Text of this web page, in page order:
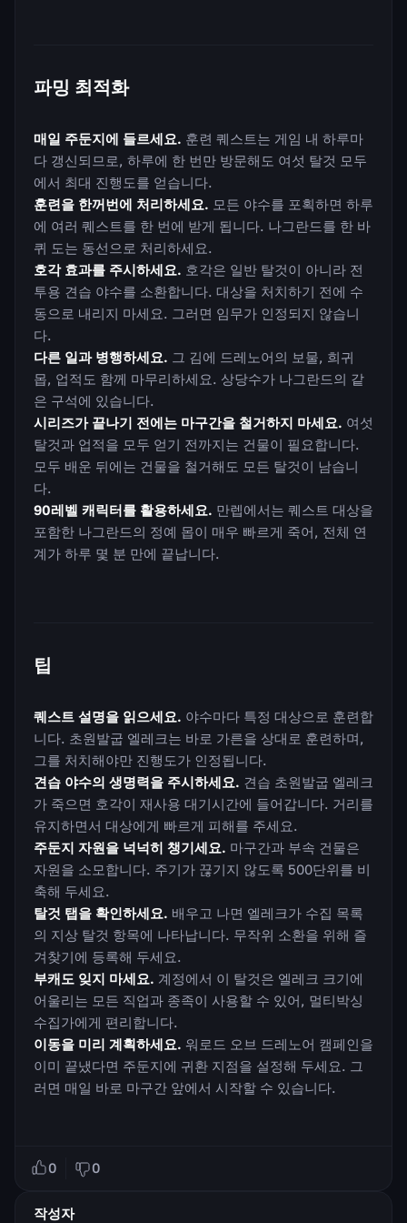
파밍 최적화
매일 주둔지에 들르세요. 훈련 퀘스트는 게임 내 하루마
다 갱신되므로, 하루에 한 번만 방문해도 여섯 탈것 모두
에서 최대 진행도를 얻습니다.
훈련을 한꺼번에 처리하세요. 모든 야수를 포획하면 하루
에 여러 퀘스트를 한 번에 받게 됩니다. 나그란드를 한 바
퀴 도는 동선으로 처리하세요.
호각 효과를 주시하세요. 호각은 일반 탈것이 아니라 전
투용 견습 야수를 소환합니다. 대상을 처치하기 전에 수
동으로 내리지 마세요. 그러면 임무가 인정되지 않습니
다.
다른 일과 병행하세요. 그 김에 드레노어의 보물, 희귀
몹, 업적도 함께 마무리하세요. 상당수가 나그란드의 같
은 구석에 있습니다.
시리즈가 끝나기 전에는 마구간을 철거하지 마세요. 여섯
탈것과 업적을 모두 얻기 전까지는 건물이 필요합니다.
모두 배운 뒤에는 건물을 철거해도 모든 탈것이 남습니
다.
90레벨 캐릭터를 활용하세요. 만렙에서는 퀘스트 대상을
포함한 나그란드의 정예 몹이 매우 빠르게 죽어, 전체 연
계가 하루 몇 분 만에 끝납니다.
팁
퀘스트 설명을 읽으세요. 야수마다 특정 대상으로 훈련합
니다. 초원발굽 엘레크는 바로 가른을 상대로 훈련하며,
그를 처치해야만 진행도가 인정됩니다.
견습 야수의 생명력을 주시하세요. 견습 초원발굽 엘레크
가 죽으면 호각이 재사용 대기시간에 들어갑니다. 거리를
유지하면서 대상에게 빠르게 피해를 주세요.
주둔지 자원을 넉넉히 챙기세요. 마구간과 부속 건물은
자원을 소모합니다. 주기가 끊기지 않도록 500단위를 비
축해 두세요.
탈것 탭을 확인하세요. 배우고 나면 엘레크가 수집 목록
의 지상 탈것 항목에 나타납니다. 무작위 소환을 위해 즐
겨찾기에 등록해 두세요.
부캐도 잊지 마세요. 계정에서 이 탈것은 엘레크 크기에
어울리는 모든 직업과 종족이 사용할 수 있어, 멀티박싱
수집가에게 편리합니다.
이동을 미리 계획하세요. 워로드 오브 드레노어 캠페인을
이미 끝냈다면 주둔지에 귀환 지점을 설정해 두세요. 그
러면 매일 바로 마구간 앞에서 시작할 수 있습니다.
0 0
작성자